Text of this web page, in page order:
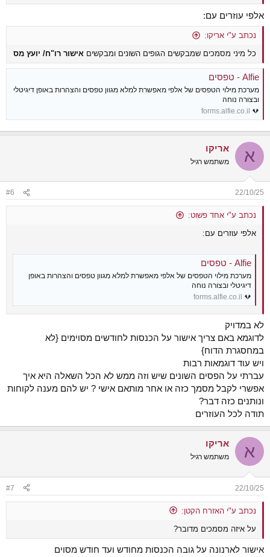
אלפי עוזרים עם:
נכתב ע"י אריקו:
כל מיני מסמכים שמבקשים הגופים השונים ומבקשים אישור רו"ח/ יועץ מס
Alfie - טפסים
מערכת מילוי הטפסים של אלפי מאפשרת למלא מגוון טפסים והצהרות באופן דיגיטלי
ובצורה נוחה
forms.alfie.co.il
א אריקו
משתמש רגיל
22/10/25
#6
נכתב ע"י אחד פשוט:
אלפי עוזרים עם:
Alfie - טפסים
מערכת מילוי הטפסים של אלפי מאפשרת למלא מגוון טפסים והצהרות באופן
דיגיטלי ובצורה נוחה
forms.alfie.co.il
לא במדויק
לדוגמא באם צריך אישור על הכנסות לחודשים מסוימים {לא
במחסגרת הדוח}
ויש עוד דוגמאות רבות
עברתי על הפסים השונים שיש וזה ממש לא הכל השאלה היא איך
אפשרי לקבל מסמך כזה או אחר מותאם אישי ? יש להם מענה לקוחות
ונותנים כזה דבר?
תודה לכל העוזרים
א אריקו
משתמש רגיל
22/10/25
#7
נכתב ע"י האזרח הקטן:
על איזה מסמכים מדובר?
אישור לארנונה על גובה הכנסות מחודש ועד חודש מסוים